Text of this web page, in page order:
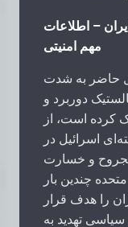
– اطلاعات
مهم امنیتی
حاضر به شدت
دوربرد و
کرده است، از
اسرائیل در
مجروح و خسارت
چندین بار
را هدف قرار
سیاسی تهدید به